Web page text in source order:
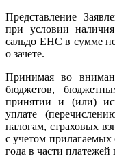
Представление
при условии
сальдо ЕНС в сумме
о зачете.
Принимая во
бюджетов,
принятии и (или)
уплате
налогам, страховых
с учетом прилагаемых
года в части платежей